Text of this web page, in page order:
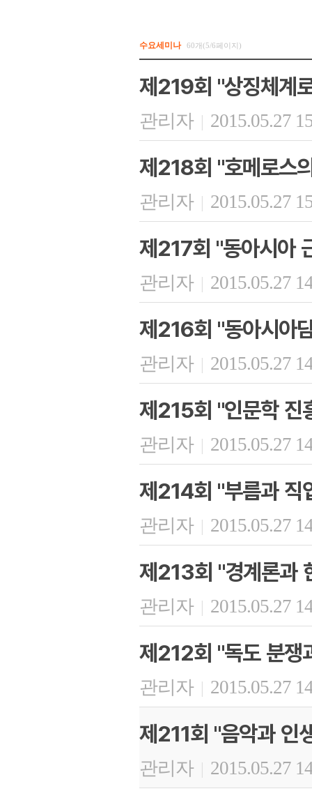
수요세미나 60개(5/6페이지)
제219회 "상징체계
관리자 | 2015.05.27
제218회 "호메로스
관리자 | 2015.05.27
제217회 "동아시아
관리자 | 2015.05.27
제216회 "동아시아
관리자 | 2015.05.27
제215회 "인문학 진
관리자 | 2015.05.27
제214회 "부름과 직
관리자 | 2015.05.27
제213회 "경계론과
관리자 | 2015.05.27
제212회 "독도 분쟁
관리자 | 2015.05.27
제211회 "음악과 인
관리자 | 2015.05.27